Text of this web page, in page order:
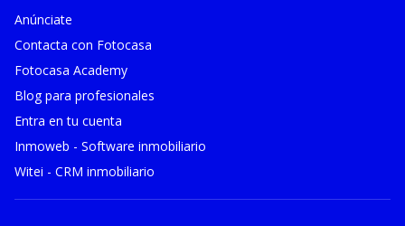
Anúnciate
Contacta con Fotocasa
Fotocasa Academy
Blog para profesionales
Entra en tu cuenta
Inmoweb - Software inmobiliario
Witei - CRM inmobiliario